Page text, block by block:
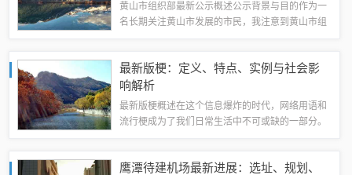
黄山市组织部最新公示概述公示背景与目的作为一
名长期关注黄山市发展的市民，我注意到黄山市组
沟通与互动，提升组织工作的透明度与公...
最新版梗：定义、特点、实例与社会影
响解析
最新版梗概述在这个信息爆炸的时代，网络用语和
流行梗成为了我们日常生活中不可或缺的一部分。
影视作品、综艺节目等，通过人们的传播和...
鹰潭待建机场最新进展：选址、规划、